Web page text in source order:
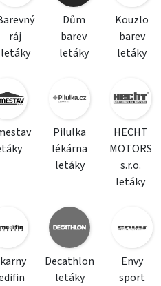
ráj
letáky
Dům
barev
letáky
Kouzlo
barev
letáky
Pilulka
lékárna
letáky
HECHT
MOTORS
s.r.o.
letáky
Decathlon
letáky
Envy
sport